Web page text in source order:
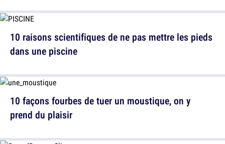
10 façons fourbes de tuer un moustique, on y
prend du plaisir
10 raisons scientifiques de ne pas mettre les pieds
dans une piscine